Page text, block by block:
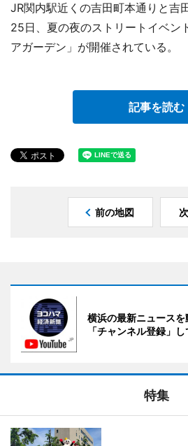
JR関内駅近くの吉田町本通りと吉
25日、夏の夜のストリートイベン
アガーデン」が開催されている。
記事を読む
前の地図
横浜の最新ニュースを
「チャンネル登録」
特集